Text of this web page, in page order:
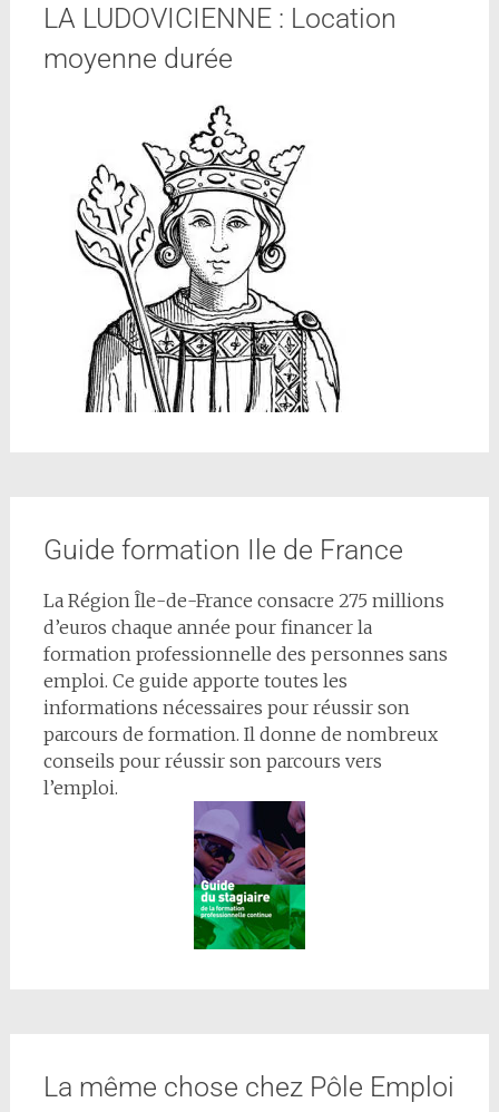
LA LUDOVICIENNE : Location
moyenne durée
Guide formation Ile de France
La Région Île-de-France consacre 275 millions
d’euros chaque année pour financer la
formation professionnelle des personnes sans
emploi. Ce guide apporte toutes les
informations nécessaires pour réussir son
parcours de formation. Il donne de nombreux
conseils pour réussir son parcours vers
l’emploi.
La même chose chez Pôle Emploi